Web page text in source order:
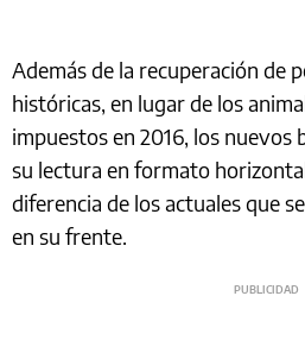
Además de la recuperación de
históricas, en lugar de los
impuestos en 2016, los
su lectura en formato
diferencia de los actuales que
en su frente.